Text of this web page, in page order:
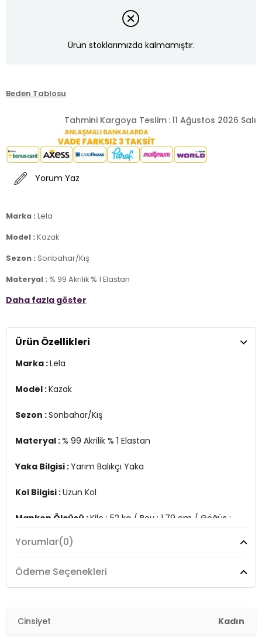
Ürün stoklarımızda kalmamıştır.
Beden Tablosu
Tahmini Kargoya Teslim :11 Ağustos 2026 Salı
Yorum Yaz
Marka : Lela
Model : Kazak
Sezon : Sonbahar/Kış
Materyal : % 99 Akrilik % 1 Elastan
Yaka Bilgisi :Yarım Balıkçı Yaka
Manken Ölçüsü : Kilo : 52 kg / Boy : 1.79 cm / Göğüs : 81 cm / Bel :
2DK6310003.415
Daha fazla göster
Ürün Özellikleri
Marka :Lela
Model :Kazak
Sezon :Sonbahar/Kış
Materyal :% 99 Akrilik % 1 Elastan
Yaka Bilgisi :Yarım Balıkçı Yaka
Kol Bilgisi :Uzun Kol
Manken Ölçüsü :Kilo : 52 kg / Boy : 1.79 cm / Göğüs :
2DK6310003.415
Yorumlar(0)
Ödeme Seçenekleri
Cinsiyet Kadın